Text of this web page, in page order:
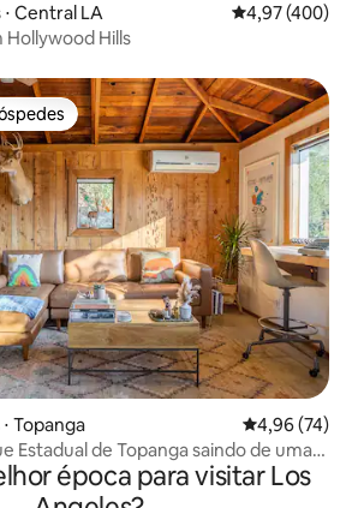
Central LA 4,97 de uma
4,97 (400)
Hollywood Hills
preferidos dos hóspedes
Topanga 4,96 de uma
4,96 (74)
Estadual de Topanga saindo de uma
na montanha
época para visitar Los